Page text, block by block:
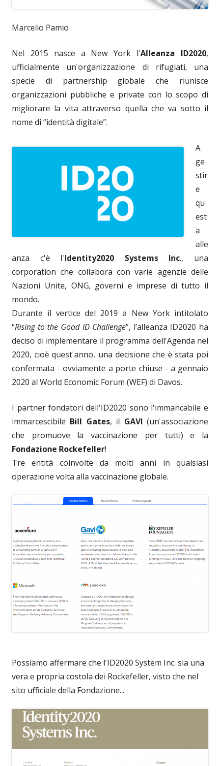
Marcello Pamio
Nel 2015 nasce a New York l'Alleanza ID2020,
ufficialmente un'organizzazione di rifugiati, una
specie di partnership globale che riunisce
organizzazioni pubbliche e private con lo scopo di
migliorare la vita attraverso quella che va sotto il
nome di “identità digitale”.
A
ge
stir
e
qu
est
a
alle
anza c'è l'Identity2020 Systems Inc., una
corporation che collabora con varie agenzie delle
Nazioni Unite, ONG, governi e imprese di tutto il
mondo.
Durante il vertice del 2019 a New York intitolato
“Rising to the Good ID Challenge”, l’alleanza ID2020 ha
deciso di implementare il programma dell'Agenda nel
2020, cioè quest'anno, una decisione che è stata poi
confermata - ovviamente a porte chiuse - a gennaio
2020 al World Economic Forum (WEF) di Davos.
I partner fondatori dell'ID2020 sono l'immancabile e
immarcescibile Bill Gates, il GAVI(un'associazione
che promuove la vaccinazione per tutti) e la
Fondazione Rockefeller!
Tre entità coinvolte da molti anni in qualsiasi
operazione volta alla vaccinazione globale.
Possiamo affermare che l'ID2020 System Inc. sia una
vera e propria costola dei Rockefeller, visto che nel
sito ufficiale della Fondazione...